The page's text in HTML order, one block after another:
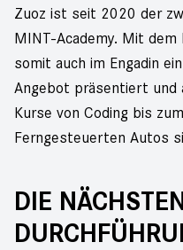
Zuoz ist seit 2020 der
MINT-Academy. Mit dem
somit auch im Engadin
Angebot präsentiert und
Kurse von Coding bis
Ferngesteuerten Autos
DIE